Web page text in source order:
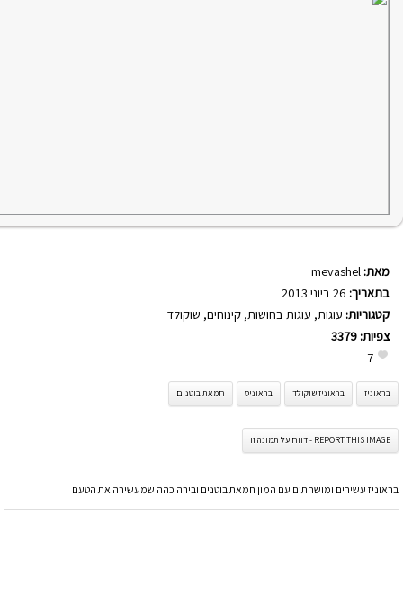
מאת: mevashel
בתאריך:
קטגוריות: עוגות, עוגות בחושות, קינוחים, שוקולד
צפיות: 3379
7
בראוניז בראוניז שוקולד בראוניס חמאת בוטנים
REPORT THIS IMAGE - דווח על תמונה זו
בראוניז עשירים ומושחתים עם המון חמאת בוטנים ובירה כהה שמעשירה את הטעם